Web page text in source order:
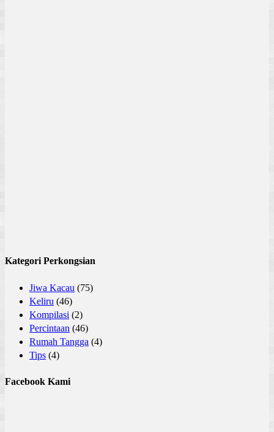
Kategori Perkongsian
Jiwa Kacau (75)
Keliru (46)
Kompilasi (2)
Percintaan (46)
Rumah Tangga (4)
Tips (4)
Facebook Kami